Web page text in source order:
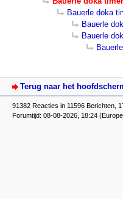
Bauerle doka
Bauerle
Bauerle
Terug naar het
91382 Reacties in 11596 Berichten,
Forumtijd: 08-08-2026, 18:24